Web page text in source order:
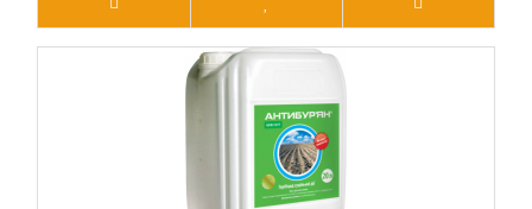
Системное действие. Гербицид действует как через листья,
так и через почву. Действующее вещество, проникая в
растения, активно тормозит рост и деление клеток, нарушая в
них белковый и липидный обмен, что приводит к отмиранию